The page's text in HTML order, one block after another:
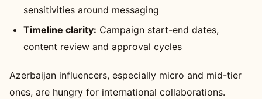
sensitivities around messaging
Timeline clarity: Campaign start-end dates,
content review and approval cycles
Azerbaijan influencers, especially micro and mid-tier
ones, are hungry for international collaborations.